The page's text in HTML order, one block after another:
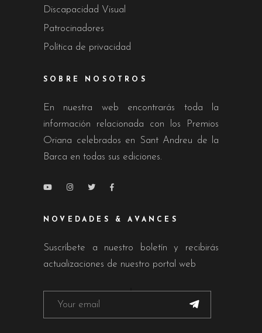
Discapacidad Visual
Patrocinadores
Política de privacidad
SOBRE NOSOTROS
En nuestra web encontrarás toda la
información relacionada con los Premios
Oriana celebrados en Sant Andreu de la
Barca en todas sus ediciones.
NOVEDADES & AVANCES
Suscríbete a nuestro boletín y recibirás
actualizaciones de nuestro portal web